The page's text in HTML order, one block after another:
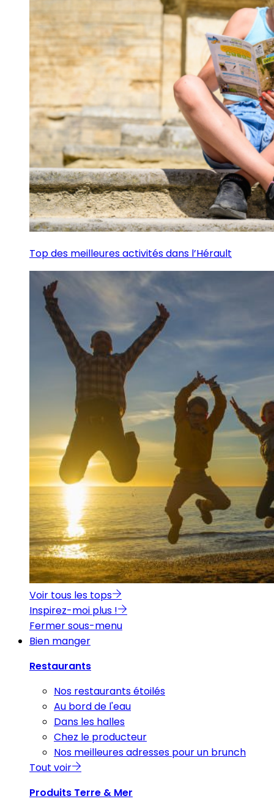
Top des meilleures activités dans l’Hérault
Voir tous les tops
Inspirez-moi plus !
Fermer sous-menu
Bien manger
Restaurants
Nos restaurants étoilés
Au bord de l'eau
Dans les halles
Chez le producteur
Nos meilleures adresses pour un brunch
Tout voir
Produits Terre & Mer